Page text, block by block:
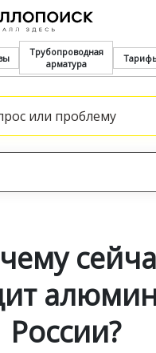
Трубопроводная
арматура
России?